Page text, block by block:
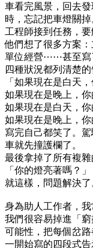
車看完風景，回去
時，忘記把車燈關掉
工程師接到任務，要
他們想了很多方案
單位經營⋯⋯甚至寫
四種狀況都列清楚的
「如果現在是白天
如果現在是晚上，你
如果現在是白天，你
如果現在是晚上，你
寫完自己都笑了。
車就先撞護欄了。
最後拿掉了所有複
「你的燈亮著嗎？」
就這樣，問題解決了
身為助人工作者，我
我們很容易掉進「
可能性，把每個岔
一開始寫的四段式